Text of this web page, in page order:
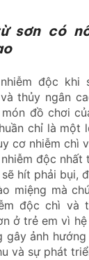
sơn có
độc khi
thủy ngân
đồ chơi
chỉ là một
cơ nhiễm chì
độc nhất
hít phải bụi,
miệng mà
độc chì và
ở trẻ em vì
gây ảnh
và sự phát